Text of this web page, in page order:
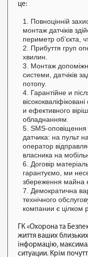
це:
Повноцінній
монтаж датчіків
периметр об’єкта,
Прибуття груп
хвилин.
Монтаж
системи, датчіків
потопу.
Гарантійне и
и ефективного
обладнанням.
SMS-оповіщення
датчика: на пульт
оператор
власника на
Договір
гарантуємо, ми
збереження майна
Демократична
технічного
компании є цілком
ГК «Охорона та
життя ваших
інформацію,
ситуации. Крім